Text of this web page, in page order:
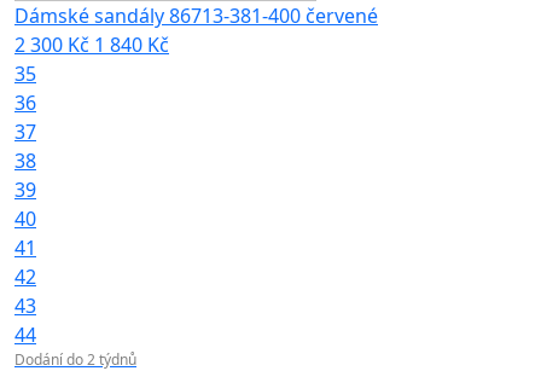
Dámské sandály 86713-381-400 červené
2 300 Kč 1 840 Kč
35
36
37
38
39
40
41
42
43
44
Dodání do 2 týdnů